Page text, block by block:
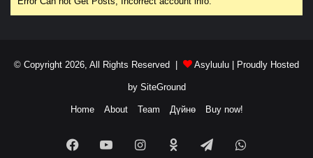
© Copyright 2026, All Rights Reserved | Asyluulu | Proudly Hosted
by SiteGround
Home About Team Дүйнө Buy now!
FacebookYouTubeInstagramOdnoklassniki
TelegramWhatsApp